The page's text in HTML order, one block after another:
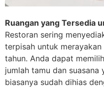
Ruangan yang Tersedia
Restoran sering
terpisah untuk
tahun. Anda dapat
jumlah tamu dan suasana
biasanya sudah dihias